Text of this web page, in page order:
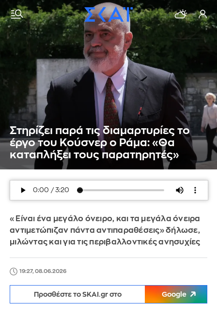
Στηρίζει παρά τις διαμαρτυρίες το
έργο του Κούσνερ ο Ράμα: «Θα
καταπλήξει τους παρατηρητές»
«Είναι ένα μεγάλο όνειρο, και τα μεγάλα όνειρα
αντιμετώπιζαν πάντα αντιπαραθέσεις» δήλωσε,
μιλώντας και για τις περιβαλλοντικές ανησυχίες
19:27, 08.06.2026
Προσθέστε το SKAI.gr στο Google